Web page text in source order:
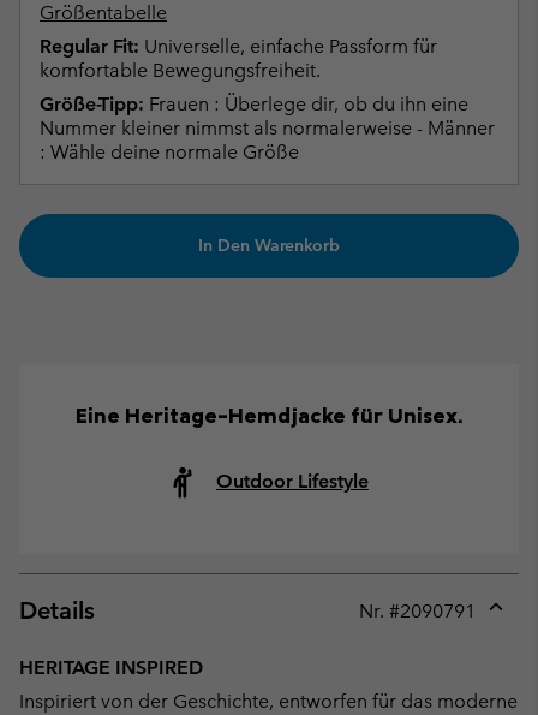
Größentabelle
Regular Fit: Universelle, einfache Passform für
komfortable Bewegungsfreiheit.
Größe-Tipp: Frauen : Überlege dir, ob du ihn eine
Nummer kleiner nimmst als normalerweise - Männer
: Wähle deine normale Größe
In Den Warenkorb
Eine Heritage-Hemdjacke für Unisex.
Outdoor Lifestyle
Details Nr. #2090791
HERITAGE INSPIRED
Inspiriert von der Geschichte, entworfen für das moderne